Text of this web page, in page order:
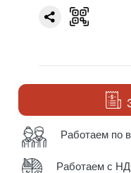
Работаем по
Работаем с